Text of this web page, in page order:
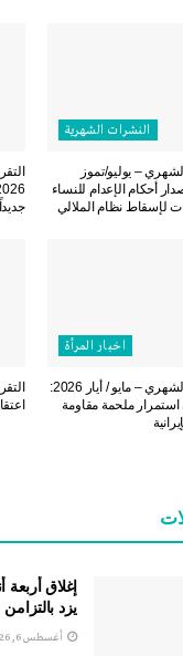
النشرات الشهریة
– يوليو/تموز
إصدار أحكام الإعدام للنساء
لإسقاط نظام الملالي
اخبار المرأة
التقرير الشهري – مايو / أيار 2026:
ملحمة مقاومة
إغلاق
يزد
أغسطس 6, 2026